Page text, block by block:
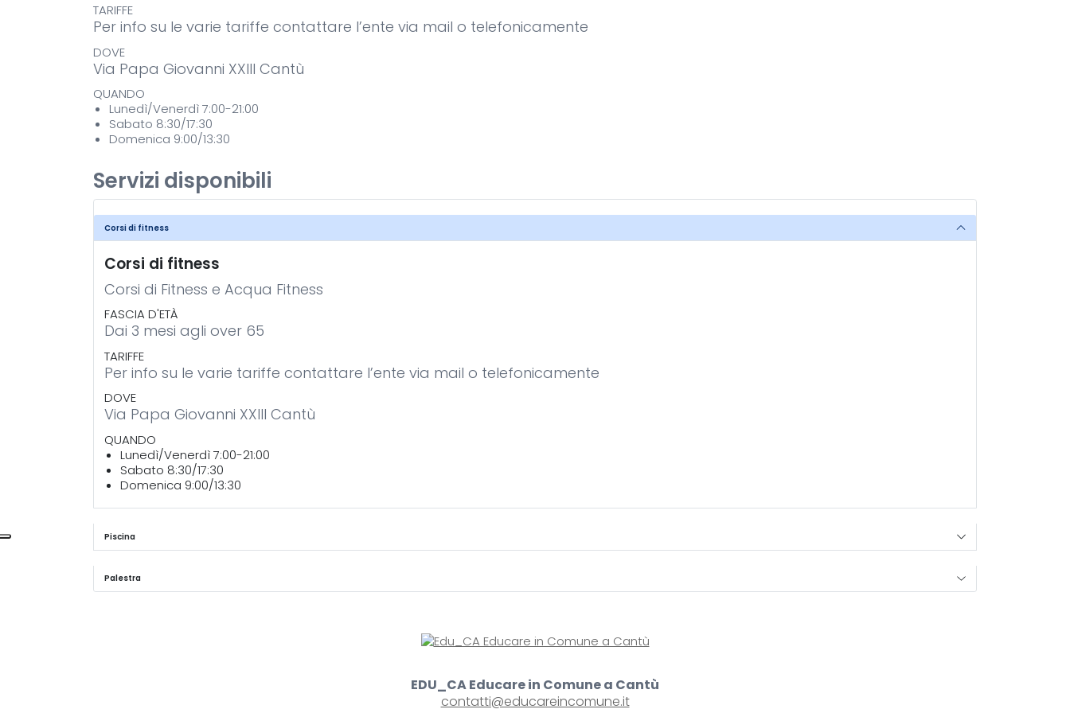
TARIFFE
Per info su le varie tariffe contattare l’ente via mail o telefonicamente
DOVE
Via Papa Giovanni XXIII Cantù
QUANDO
Lunedì/Venerdì 7:00-21:00
Sabato 8:30/17:30
Domenica 9:00/13:30
Servizi disponibili
Corsi di fitness
Corsi di fitness
Corsi di Fitness e Acqua Fitness
FASCIA D'ETÀ
Dai 3 mesi agli over 65
TARIFFE
Per info su le varie tariffe contattare l’ente via mail o telefonicamente
DOVE
Via Papa Giovanni XXIII Cantù
QUANDO
Lunedì/Venerdì 7:00-21:00
Sabato 8:30/17:30
Domenica 9:00/13:30
Piscina
Palestra
EDU_CA Educare in Comune a Cantù
contatti@educareincomune.it